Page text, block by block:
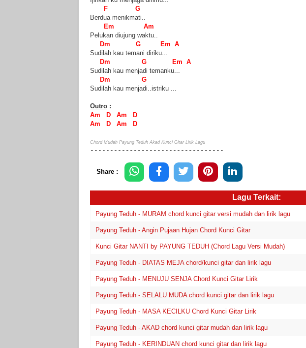
F
G
Berdua menikmati..
Em
Am
Pelukan diujung waktu..
Dm
G
Em A
Sudilah kau temani diriku...
Dm
G
Em A
Sudilah kau menjadi temanku...
Dm
G
Sudilah kau menjadi..istriku ...
Outro :
Am D Am D
Am D Am D
Chord Mudah Payung Teduh Akad Kunci Gitar Lirik Lagu
----------------------------------
Share :
Lagu Terkait:
Payung Teduh - MURAM chord kunci gitar versi mudah dan lirik lagu
Payung Teduh - Angin Pujaan Hujan Chord Kunci Gitar
Kunci Gitar NANTI by PAYUNG TEDUH (Chord Lagu Versi Mudah)
Payung Teduh - DIATAS MEJA chord/kunci gitar dan lirik lagu
Payung Teduh - MENUJU SENJA Chord Kunci Gitar Lirik
Payung Teduh - SELALU MUDA chord kunci gitar dan lirik lagu
Payung Teduh - MASA KECILKU Chord Kunci Gitar Lirik
Payung Teduh - AKAD chord kunci gitar mudah dan lirik lagu
Payung Teduh - KERINDUAN chord kunci gitar dan lirik lagu